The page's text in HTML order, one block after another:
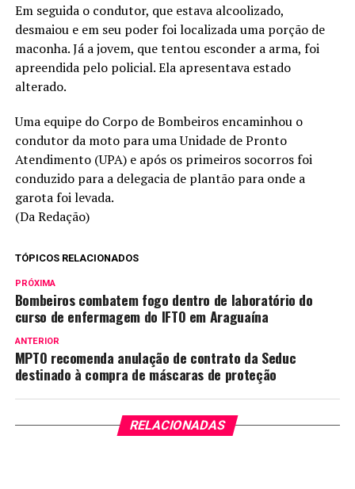
Em seguida o condutor, que estava alcoolizado,
desmaiou e em seu poder foi localizada uma porção de
maconha. Já a jovem, que tentou esconder a arma, foi
apreendida pelo policial. Ela apresentava estado
alterado.
Uma equipe do Corpo de Bombeiros encaminhou o
condutor da moto para uma Unidade de Pronto
Atendimento (UPA) e após os primeiros socorros foi
conduzido para a delegacia de plantão para onde a
garota foi levada.
(Da Redação)
TÓPICOS RELACIONADOS
PRÓXIMA
Bombeiros combatem fogo dentro de laboratório do
curso de enfermagem do IFTO em Araguaína
ANTERIOR
MPTO recomenda anulação de contrato da Seduc
destinado à compra de máscaras de proteção
RELACIONADAS